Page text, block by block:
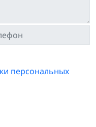
персональных